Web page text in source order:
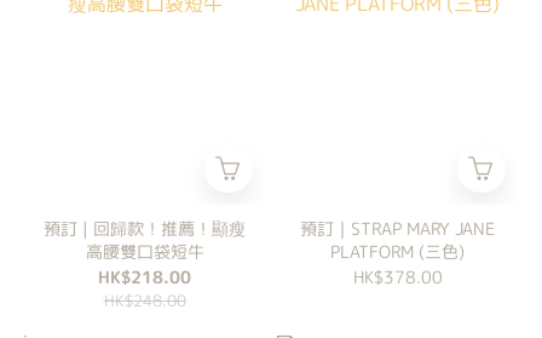
預訂 | 回歸款！推薦！顯瘦
高腰雙口袋短牛
HK$218.00
HK$248.00
預訂｜STRAP MARY JANE
PLATFORM (三色)
HK$378.00